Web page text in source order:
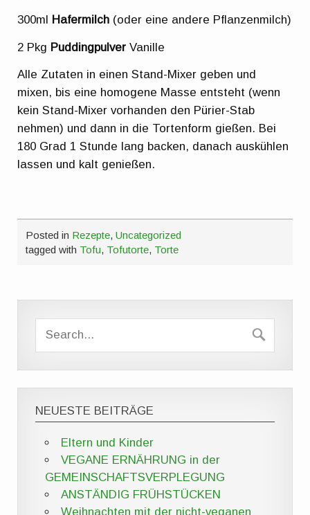
300ml Hafermilch (oder eine andere Pflanzenmilch)
2 Pkg Puddingpulver Vanille
Alle Zutaten in einen Stand-Mixer geben und
mixen, bis eine homogene Masse entsteht (wenn
kein Stand-Mixer vorhanden den Pürier-Stab
nehmen) und dann in die Tortenform gießen. Bei
180 Grad 1 Stunde lang backen, danach auskühlen
lassen und kalt genießen.
Posted in Rezepte,Uncategorized
tagged with Tofu, Tofutorte, Torte
NEUESTE BEITRÄGE
Eltern und Kinder
VEGANE ERNÄHRUNG in der
GEMEINSCHAFTSVERPLEGUNG
ANSTÄNDIG FRÜHSTÜCKEN
Weihnachten mit der nicht-veganen